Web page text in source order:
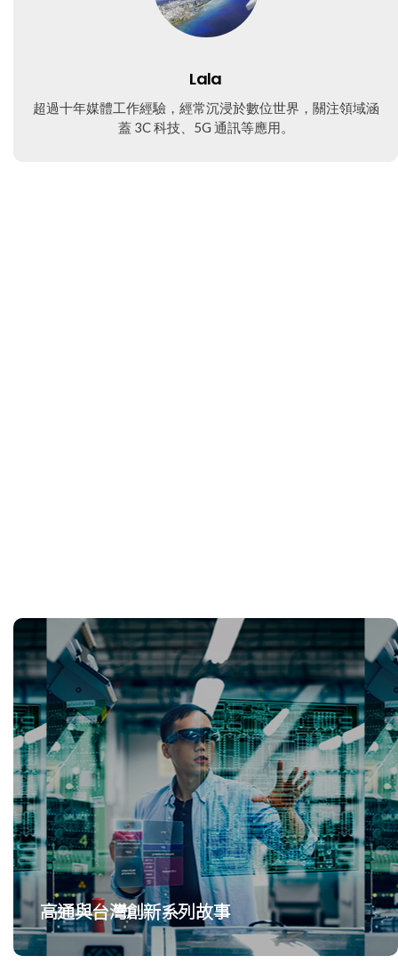
Lala
超過十年媒體工作經驗，經常沉浸於數位世界，關注領域涵
蓋 3C 科技、5G 通訊等應用。
高通與台灣創新系列故事